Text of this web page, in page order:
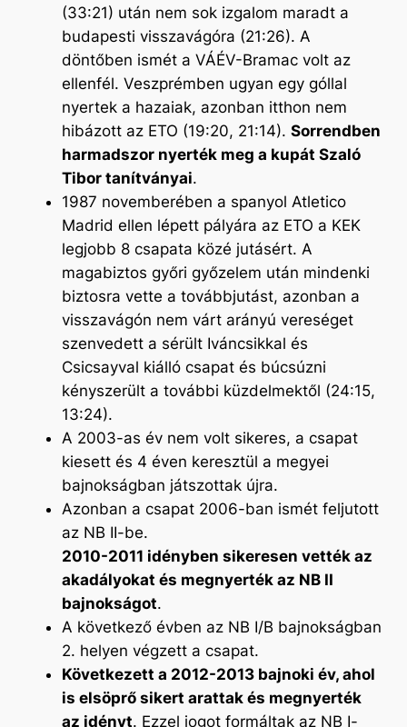
(33:21) után nem sok izgalom maradt a
budapesti visszavágóra (21:26). A
döntőben ismét a VÁÉV-Bramac volt az
ellenfél. Veszprémben ugyan egy góllal
nyertek a hazaiak, azonban itthon nem
hibázott az ETO (19:20, 21:14). Sorrendben
harmadszor nyerték meg a kupát Szaló
Tibor tanítványai.
1987 novemberében a spanyol Atletico
Madrid ellen lépett pályára az ETO a KEK
legjobb 8 csapata közé jutásért. A
magabiztos győri győzelem után mindenki
biztosra vette a továbbjutást, azonban a
visszavágón nem várt arányú vereséget
szenvedett a sérült Iváncsikkal és
Csicsayval kiálló csapat és búcsúzni
kényszerült a további küzdelmektől (24:15,
13:24).
A 2003-as év nem volt sikeres, a csapat
kiesett és 4 éven keresztül a megyei
bajnokságban játszottak újra.
Azonban a csapat 2006-ban ismét feljutott
az NB II-be.
2010-2011 idényben sikeresen vették az
akadályokat és megnyerték az NB II
bajnokságot.
A következő évben az NB I/B bajnokságban
2. helyen végzett a csapat.
Következett a 2012-2013 bajnoki év, ahol
is elsöprő sikert arattak és megnyerték
az idényt. Ezzel jogot formáltak az NB I-